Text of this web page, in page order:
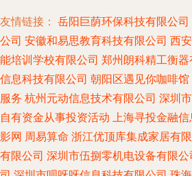
友情链接： 岳阳巨荫环保科技有限公司
公司 安徽和易思教育科技有限公司 西
能培训学校有限公司 郑州朗科精工衡器
信息科技有限公司 朝阳区遇见你咖啡馆
服务 杭州元动信息技术有限公司 深圳
自有资金从事投资活动 上海寻投金融
影网 周易算命 浙江优顶库集成家居有
有限公司 深圳市伍捌零机电设备有限公